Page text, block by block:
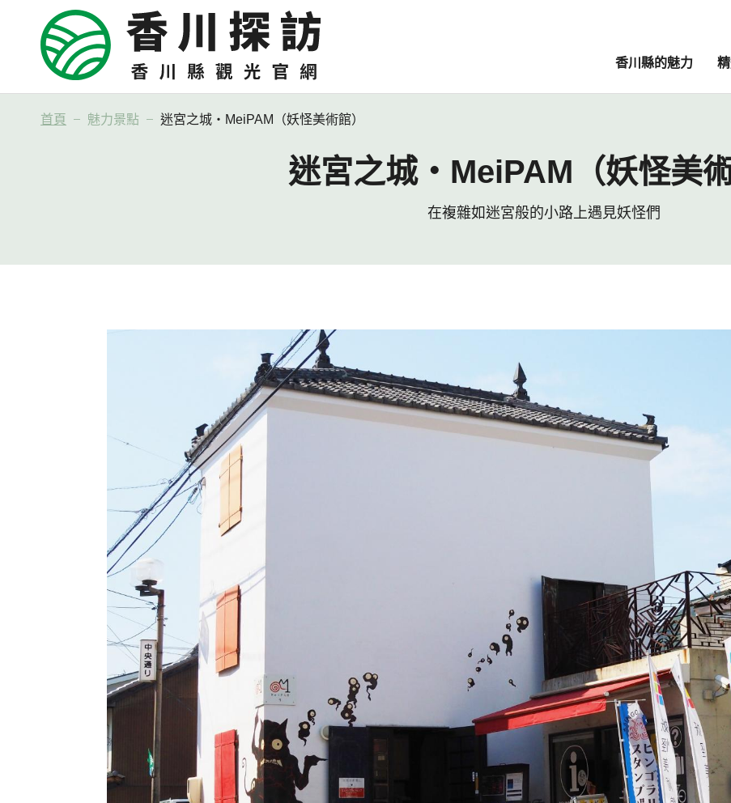
香川縣的魅力
首頁 魅力景點 迷宮之城・MeiPAM（妖怪美術館）
迷宮之城・MeiPAM（妖怪美術
在複雜如迷宮般的小路上遇見妖怪們